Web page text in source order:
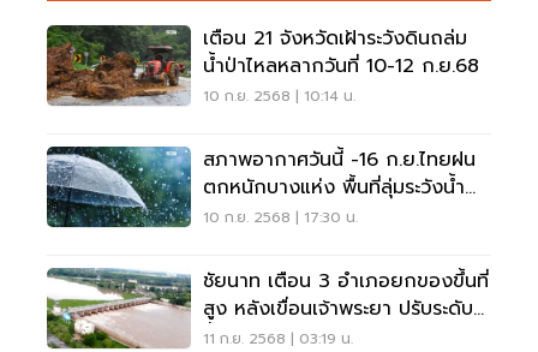
เตือน 21 จังหวัดเฝ้าระวังดินถล่ม
น้ำป่าไหลหลากวันที่ 10-12 ก.ย.68
10 ก.ย. 2568 | 10:14 น.
สภาพอากาศวันนี้ -16 ก.ย.ไทยฝน
ตกหนักบางแห่ง พื้นที่ลุ่มระวังน้ำ
ท่วมฉับพลัน
10 ก.ย. 2568 | 17:30 น.
ชัยนาท เตือน 3 อำเภอยกของขึ้นที่
สูง หลังเขื่อนเจ้าพระยา ปรับระดับ
น้ำ
11 ก.ย. 2568 | 03:19 น.